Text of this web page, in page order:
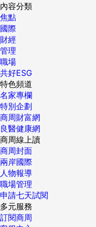
內容分類
焦點
國際
財經
管理
職場
共好ESG
特色頻道
名家專欄
特別企劃
商周財富網
良醫健康網
商周線上讀
商周封面
兩岸國際
人物報導
職場管理
申請七天試閱
多元服務
訂閱商周